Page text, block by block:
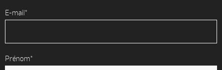
E-mail*
Prénom*